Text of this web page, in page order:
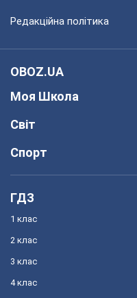
Редакційна політика
OBOZ.UA
Моя Школа
Світ
Спорт
ГДЗ
1 клас
2 клас
3 клас
4 клас